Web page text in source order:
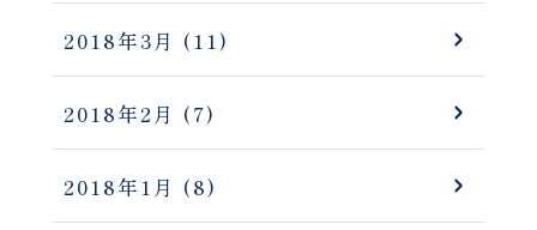
2018年3月 (11)
2018年2月 (7)
2018年1月 (8)